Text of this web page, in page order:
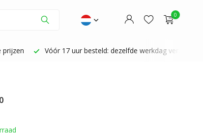
0
prijzen Vóór 17 uur besteld: dezelfde werkdag verzonden